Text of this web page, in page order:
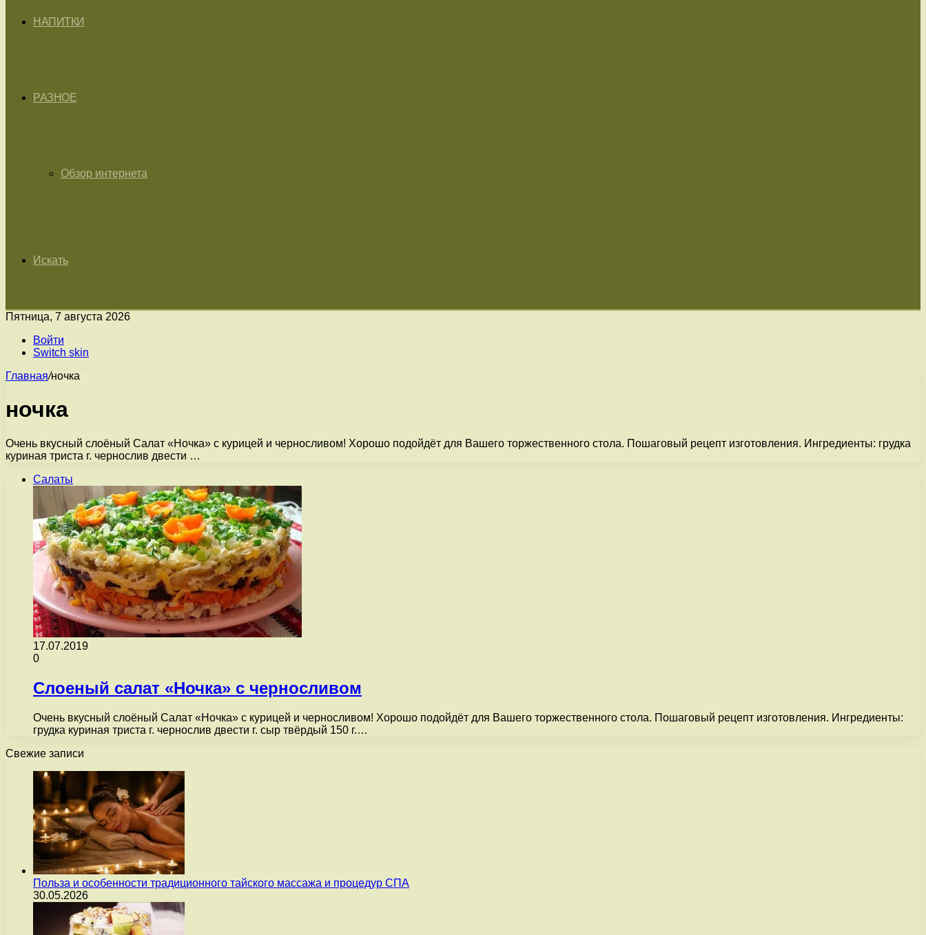
НАПИТКИ
РАЗНОЕ
Обзор интернета
Искать
Пятница, 7 августа 2026
Войти
Switch skin
Главная/ночка
ночка
Очень вкусный слоёный Салат «Ночка» с курицей и черносливом! Хорошо подойдёт для Вашего торжественного стола. Пошаговый рецепт изготовления. Ингредиенты: грудка
куриная триста г. чернослив двести …
Салаты
17.07.2019
0
Слоеный салат «Ночка» с черносливом
Очень вкусный слоёный Салат «Ночка» с курицей и черносливом! Хорошо подойдёт для Вашего торжественного стола. Пошаговый рецепт изготовления. Ингредиенты:
грудка куриная триста г. чернослив двести г. сыр твёрдый 150 г.…
Свежие записи
Польза и особенности традиционного тайского массажа и процедур СПА
30.05.2026